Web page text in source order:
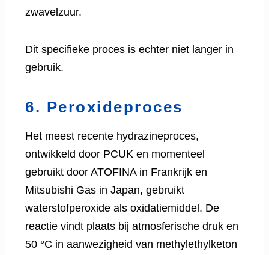
zwavelzuur.
Dit specifieke proces is echter niet langer in
gebruik.
6. Peroxideproces
Het meest recente hydrazineproces,
ontwikkeld door PCUK en momenteel
gebruikt door ATOFINA in Frankrijk en
Mitsubishi Gas in Japan, gebruikt
waterstofperoxide als oxidatiemiddel. De
reactie vindt plaats bij atmosferische druk en
50 °C in aanwezigheid van methylethylketon